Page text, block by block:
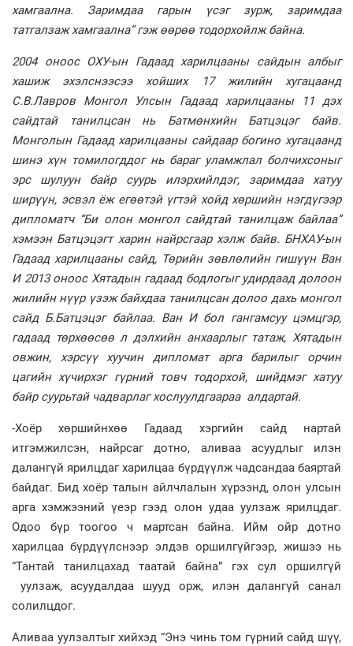
хамгаална. Заримдаа гарын үсэг зурж, заримдаа
татгалзаж хамгаална” гэж өөрөө тодорхойлж байна.
2004 оноос ОХУ-ын Гадаад харилцааны сайдын албыг
хашиж эхэлснээсээ хойших 17 жилийн хугацаанд
С.В.Лавров Монгол Улсын Гадаад харилцааны 11 дэх
сайдтай танилцсан нь Батмөнхийн Батцэцэг байв.
Монголын Гадаад харилцааны сайдаар богино хугацаанд
шинэ хүн томилогддог нь бараг уламжлал болчихсоныг
эрс шулуун байр суурь илэрхийлдэг, заримдаа хатуу
ширүүн, эсвэл ёж егөөтэй үгтэй хойд хөршийн нэгдүгээр
дипломатч “Би олон монгол сайдтай танилцаж байлаа”
хэмээн Батцэцэгт харин найрсгаар хэлж байв. БНХАУ-ын
Гадаад харилцааны сайд, Төрийн зөвлөлийн гишүүн Ван
И 2013 оноос Хятадын гадаад бодлогыг удирдаад долоон
жилийн нүүр үзэж байхдаа танилцсан долоо дахь монгол
сайд Б.Батцэцэг байлаа. Ван И бол гангамсуу цэмцгэр,
гадаад төрхөөсөө л дэлхийн анхаарлыг татаж, Хятадын
овжин, хэрсүү хуучин дипломат арга барилыг орчин
цагийн хүчирхэг гүрний товч тодорхой, шийдмэг хатуу
байр суурьтай чадварлаг хослуулдгаараа алдартай.
-Хоёр хөршийнхөө Гадаад хэргийн сайд нартай
итгэмжилсэн, найрсаг дотно, аливаа асуудлыг илэн
далангүй ярилцдаг харилцаа бүрдүүлж чадсандаа баяртай
байдаг. Бид хоёр талын айлчлалын хүрээнд, олон улсын
арга хэмжээний үеэр гээд олон удаа уулзаж ярилцдаг.
Одоо бүр тоогоо ч мартсан байна. Ийм ойр дотно
харилцаа бүрдүүлснээр элдэв оршилгүйгээр, жишээ нь
“Тантай танилцахад таатай байна” гэх сул оршилгүй
уулзаж, асуудалдаа шууд орж, илэн далангүй санал
солилцдог.
Аливаа уулзалтыг хийхэд “Энэ чинь том гүрний сайд шүү,